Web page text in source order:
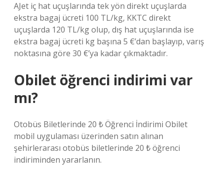
AJet iç hat uçuşlarında tek yön direkt uçuşlarda
ekstra bagaj ücreti 100 TL/kg, KKTC direkt
uçuşlarda 120 TL/kg olup, dış hat uçuşlarında ise
ekstra bagaj ücreti kg başına 5 €’dan başlayıp, varış
noktasına göre 30 €’ya kadar çıkmaktadır.
Obilet öğrenci indirimi var
mı?
Otobüs Biletlerinde 20 ₺ Öğrenci İndirimi Obilet
mobil uygulaması üzerinden satın alınan
şehirlerarası otobüs biletlerinde 20 ₺ öğrenci
indiriminden yararlanın.